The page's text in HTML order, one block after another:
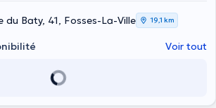
du Baty, 41, Fosses-La-Ville 19,1 km
Voir tout